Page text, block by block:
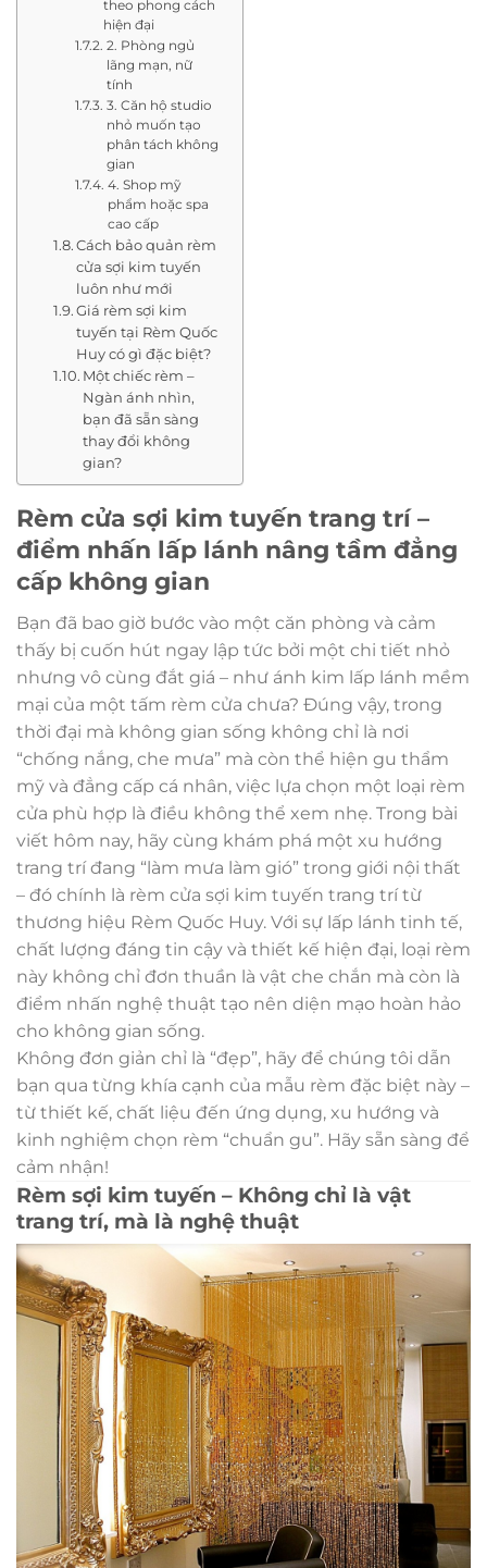
theo phong cách
hiện đại
2. Phòng ngủ
lãng mạn, nữ
tính
3. Căn hộ studio
nhỏ muốn tạo
phân tách không
gian
4. Shop mỹ
phẩm hoặc spa
cao cấp
Cách bảo quản rèm
cửa sợi kim tuyến
luôn như mới
Giá rèm sợi kim
tuyến tại Rèm Quốc
Huy có gì đặc biệt?
Một chiếc rèm –
Ngàn ánh nhìn,
bạn đã sẵn sàng
thay đổi không
gian?
Rèm cửa sợi kim tuyến trang trí –
điểm nhấn lấp lánh nâng tầm đẳng
cấp không gian
Bạn đã bao giờ bước vào một căn phòng và cảm
thấy bị cuốn hút ngay lập tức bởi một chi tiết nhỏ
nhưng vô cùng đắt giá – như ánh kim lấp lánh mềm
mại của một tấm rèm cửa chưa? Đúng vậy, trong
thời đại mà không gian sống không chỉ là nơi
“chống nắng, che mưa” mà còn thể hiện gu thẩm
mỹ và đẳng cấp cá nhân, việc lựa chọn một loại rèm
cửa phù hợp là điều không thể xem nhẹ. Trong bài
viết hôm nay, hãy cùng khám phá một xu hướng
trang trí đang “làm mưa làm gió” trong giới nội thất
– đó chính là rèm cửa sợi kim tuyến trang trí từ
thương hiệu Rèm Quốc Huy. Với sự lấp lánh tinh tế,
chất lượng đáng tin cậy và thiết kế hiện đại, loại rèm
này không chỉ đơn thuần là vật che chắn mà còn là
điểm nhấn nghệ thuật tạo nên diện mạo hoàn hảo
cho không gian sống.
Không đơn giản chỉ là “đẹp”, hãy để chúng tôi dẫn
bạn qua từng khía cạnh của mẫu rèm đặc biệt này –
từ thiết kế, chất liệu đến ứng dụng, xu hướng và
kinh nghiệm chọn rèm “chuẩn gu”. Hãy sẵn sàng để
cảm nhận!
Rèm sợi kim tuyến – Không chỉ là vật
trang trí, mà là nghệ thuật